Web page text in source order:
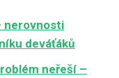
nerovnosti
deváťáků
neřeší –